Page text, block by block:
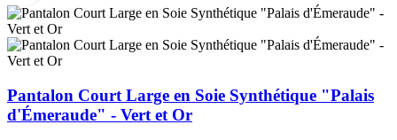
Pantalon Court Large en Soie Synthétique "Palais
d'Émeraude" - Vert et Or